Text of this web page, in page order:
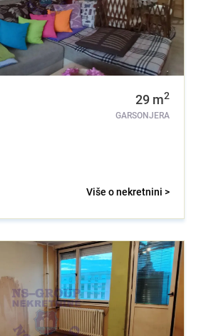
29 m2
GARSONJERA
Više o nekretnini >